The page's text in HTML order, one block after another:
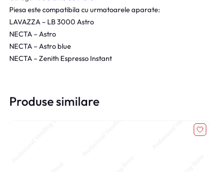
Piesa este compatibila cu urmatoarele aparate:
LAVAZZA – LB 3000 Astro
NECTA – Astro
NECTA – Astro blue
NECTA – Zenith Espresso Instant
Produse similare